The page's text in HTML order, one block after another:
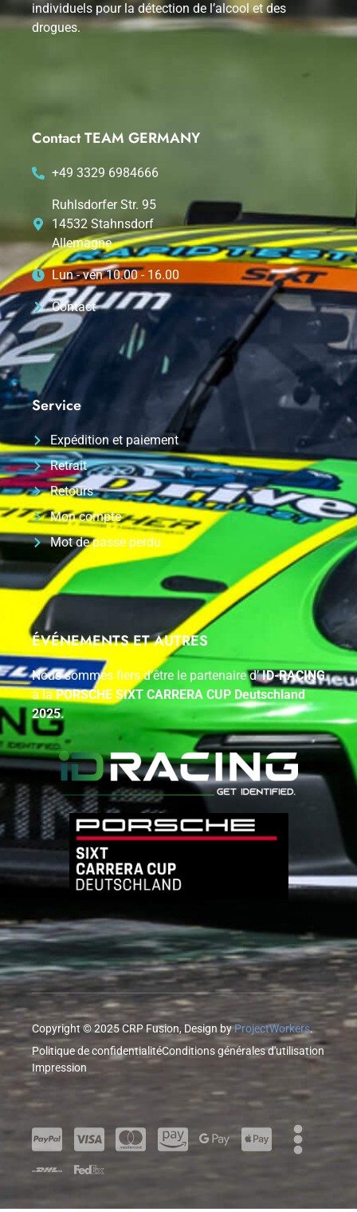
individuels pour la détection de l’alcool et des
drogues.
Contact TEAM GERMANY
+49 3329 6984666
Ruhlsdorfer Str. 95
14532 Stahnsdorf
Allemagne
Lun - ven 10.00 - 16.00
Contact
Service
Expédition et paiement
Retrait
Retours
Mon compte
Mot de passe perdu
ÉVÉNEMENTS ET AUTRES
Nous sommes fiers d’être le partenaire d’ID-RACING
à laPORSCHE SIXT CARRERA CUP Deutschland
2025.
Copyright © 2025 CRP Fusion, Design byProjectWorkers.
Politique de confidentialitéConditions générales d'utilisation
Impression